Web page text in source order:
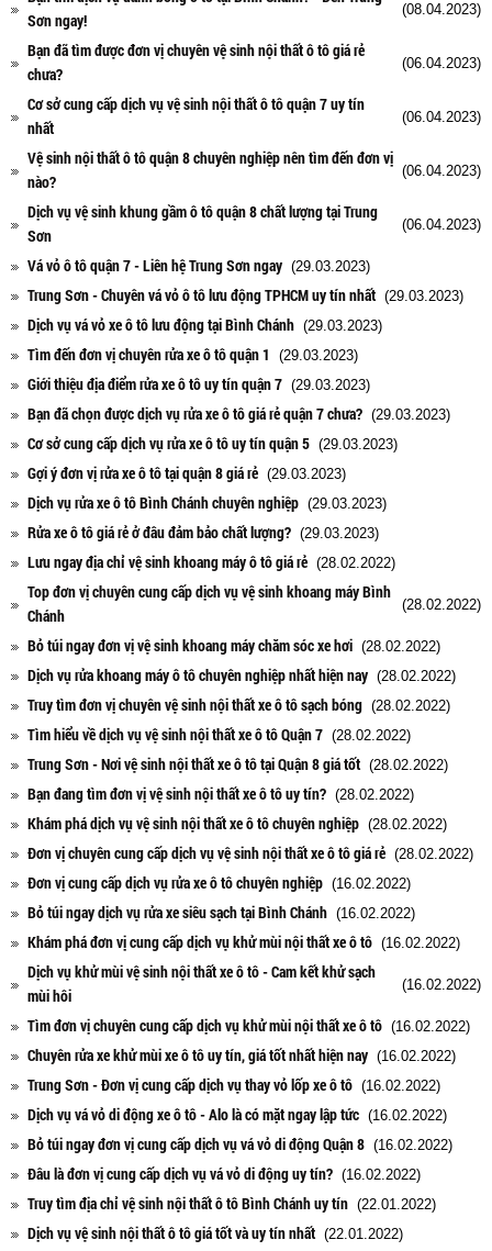
Sơn ngay!
(08.04.2023)
Bạn đã tìm được đơn vị chuyên vệ sinh nội thất ô tô giá rẻ
chưa?
(06.04.2023)
Cơ sở cung cấp dịch vụ vệ sinh nội thất ô tô quận 7 uy tín
nhất
(06.04.2023)
Vệ sinh nội thất ô tô quận 8 chuyên nghiệp nên tìm đến đơn vị
nào?
(06.04.2023)
Dịch vụ vệ sinh khung gầm ô tô quận 8 chất lượng tại Trung
Sơn
(06.04.2023)
Vá vỏ ô tô quận 7 - Liên hệ Trung Sơn ngay (29.03.2023)
Trung Sơn - Chuyên vá vỏ ô tô lưu động TPHCM uy tín nhất (29.03.2023)
Dịch vụ vá vỏ xe ô tô lưu động tại Bình Chánh (29.03.2023)
Tìm đến đơn vị chuyên rửa xe ô tô quận 1 (29.03.2023)
Giới thiệu địa điểm rửa xe ô tô uy tín quận 7 (29.03.2023)
Bạn đã chọn được dịch vụ rửa xe ô tô giá rẻ quận 7 chưa? (29.03.2023)
Cơ sở cung cấp dịch vụ rửa xe ô tô uy tín quận 5 (29.03.2023)
Gợi ý đơn vị rửa xe ô tô tại quận 8 giá rẻ (29.03.2023)
Dịch vụ rửa xe ô tô Bình Chánh chuyên nghiệp (29.03.2023)
Rửa xe ô tô giá rẻ ở đâu đảm bảo chất lượng? (29.03.2023)
Lưu ngay địa chỉ vệ sinh khoang máy ô tô giá rẻ (28.02.2022)
Top đơn vị chuyên cung cấp dịch vụ vệ sinh khoang máy Bình
Chánh
(28.02.2022)
Bỏ túi ngay đơn vị vệ sinh khoang máy chăm sóc xe hơi (28.02.2022)
Dịch vụ rửa khoang máy ô tô chuyên nghiệp nhất hiện nay (28.02.2022)
Truy tìm đơn vị chuyên vệ sinh nội thất xe ô tô sạch bóng (28.02.2022)
Tìm hiểu về dịch vụ vệ sinh nội thất xe ô tô Quận 7 (28.02.2022)
Trung Sơn - Nơi vệ sinh nội thất xe ô tô tại Quận 8 giá tốt (28.02.2022)
Bạn đang tìm đơn vị vệ sinh nội thất xe ô tô uy tín? (28.02.2022)
Khám phá dịch vụ vệ sinh nội thất xe ô tô chuyên nghiệp (28.02.2022)
Đơn vị chuyên cung cấp dịch vụ vệ sinh nội thất xe ô tô giá rẻ (28.02.2022)
Đơn vị cung cấp dịch vụ rửa xe ô tô chuyên nghiệp (16.02.2022)
Bỏ túi ngay dịch vụ rửa xe siêu sạch tại Bình Chánh (16.02.2022)
Khám phá đơn vị cung cấp dịch vụ khử mùi nội thất xe ô tô (16.02.2022)
Dịch vụ khử mùi vệ sinh nội thất xe ô tô - Cam kết khử sạch
mùi hôi
(16.02.2022)
Tìm đơn vị chuyên cung cấp dịch vụ khử mùi nội thất xe ô tô (16.02.2022)
Chuyên rửa xe khử mùi xe ô tô uy tín, giá tốt nhất hiện nay (16.02.2022)
Trung Sơn - Đơn vị cung cấp dịch vụ thay vỏ lốp xe ô tô (16.02.2022)
Dịch vụ vá vỏ di động xe ô tô - Alo là có mặt ngay lập tức (16.02.2022)
Bỏ túi ngay đơn vị cung cấp dịch vụ vá vỏ di động Quận 8 (16.02.2022)
Đâu là đơn vị cung cấp dịch vụ vá vỏ di động uy tín? (16.02.2022)
Truy tìm địa chỉ vệ sinh nội thất ô tô Bình Chánh uy tín (22.01.2022)
Dịch vụ vệ sinh nội thất ô tô giá tốt và uy tín nhất (22.01.2022)